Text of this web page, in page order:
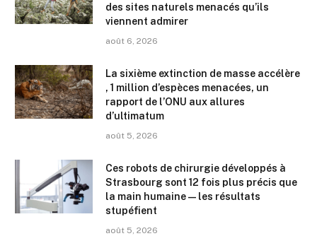
des sites naturels menacés qu’ils
viennent admirer
août 6, 2026
La sixième extinction de masse accélère
, 1 million d’espèces menacées, un
rapport de l’ONU aux allures
d’ultimatum
août 5, 2026
Ces robots de chirurgie développés à
Strasbourg sont 12 fois plus précis que
la main humaine — les résultats
stupéfient
août 5, 2026